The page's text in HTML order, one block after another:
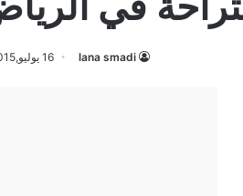
lana smadi 16 يوليو,2015